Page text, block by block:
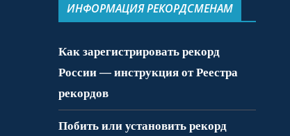
ИНФОРМАЦИЯ РЕКОРДСМЕНАМ
Как зарегистрировать рекорд
России — инструкция от Реестра
рекордов
Побить или установить рекорд